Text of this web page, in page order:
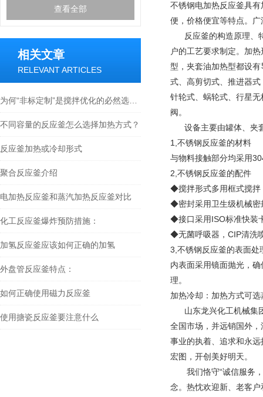
查看全部
相关文章
RELEVANT ARTICLES
不同容量的反应釜怎么选择加热方式？
反应釜加热或冷却形式
聚合反应釜介绍
电加热反应釜和蒸汽加热反应釜对比
化工反应釜爆炸预防措施：
加氢反应釜应该如何正确的加氢
外盘管反应釜特点：
如何正确使用磁力反应釜
使用搪瓷反应釜要注意什么
不锈钢电加热反应釜具
便，价格便宜等特点。
反应釜的构造原理、特
户的工艺要求制定。加
型，夹套油加热型都设
式、高剪切式、推进器
针轮式、蜗轮式、行星
阀。
设备主要由罐体、夹
1,不锈钢反应釜的材料
与物料接触部分均采用
2,不锈钢反应釜的配件
◆搅拌形式多用框式搅拌
◆密封采用卫生级机械密
◆接口采用ISO标准快装
◆无菌呼吸器，CIP清洗
3,不锈钢反应釜的表面处
内表面采用镜面抛光，
理。
加热冷却：加热方式可
山东龙兴化工机械集团
全国市场，并远销国外
事业的执着、追求和永
宏图，开创美好明天。
我们恪守“诚信服务，
念。热忱欢迎新、老客